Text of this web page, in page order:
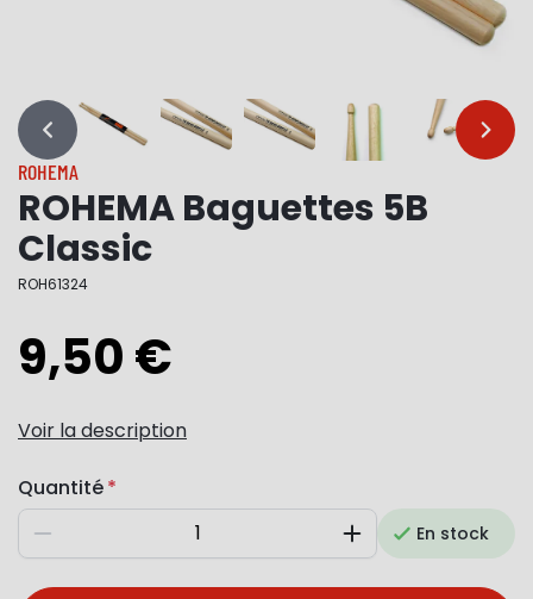
… …
ROHEMA
ROHEMA Baguettes 5B
Classic
ROH61324
9,50 €
Voir la description
Quantité
Diminuer AugmenterEn stock